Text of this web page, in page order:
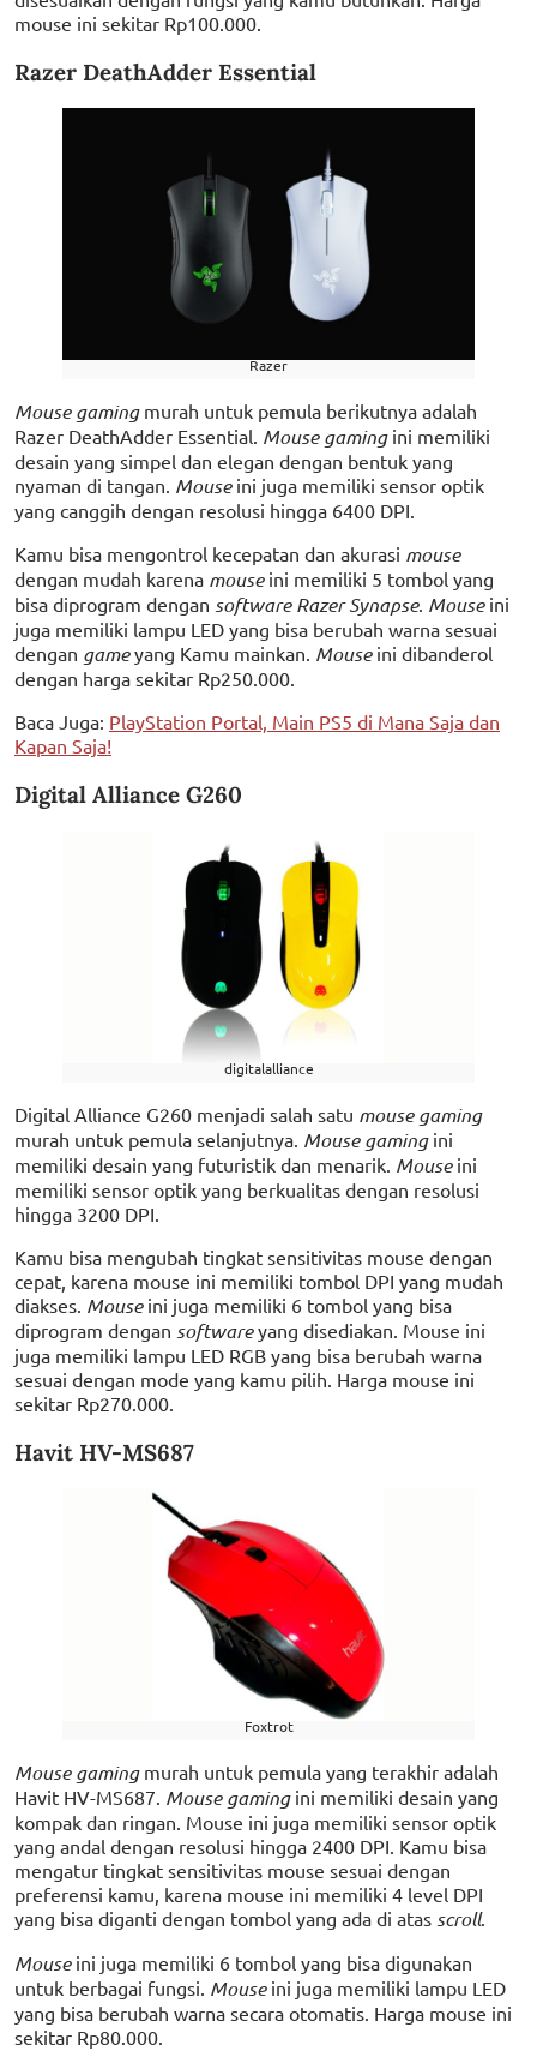
mouse ini sekitar Rp100.000.
Razer DeathAdder Essential
Razer
Mouse gaming murah untuk pemula berikutnya adalah
Razer DeathAdder Essential. Mouse gamingini memiliki
desain yang simpel dan elegan dengan bentuk yang
nyaman di tangan. Mouseini juga memiliki sensor optik
yang canggih dengan resolusi hingga 6400 DPI.
Kamu bisa mengontrol kecepatan dan akurasi mouse
dengan mudah karena mouseini memiliki 5 tombol yang
bisa diprogram dengan software Razer Synapse. Mouseini
juga memiliki lampu LED yang bisa berubah warna sesuai
dengan gameyang Kamu mainkan. Mouseini dibanderol
dengan harga sekitar Rp250.000.
Baca Juga: PlayStation Portal, Main PS5 di Mana Saja dan
Kapan Saja!
Digital Alliance G260
digitalalliance
Digital Alliance G260 menjadi salah satu mouse gaming
murah untuk pemula selanjutnya. Mouse gamingini
memiliki desain yang futuristik dan menarik. Mouseini
memiliki sensor optik yang berkualitas dengan resolusi
hingga 3200 DPI.
Kamu bisa mengubah tingkat sensitivitas mouse dengan
cepat, karena mouse ini memiliki tombol DPI yang mudah
diakses. Mouseini juga memiliki 6 tombol yang bisa
diprogram dengan softwareyang disediakan. Mouse ini
juga memiliki lampu LED RGB yang bisa berubah warna
sesuai dengan mode yang kamu pilih. Harga mouse ini
sekitar Rp270.000.
Havit HV-MS687
Foxtrot
Mouse gaming murah untuk pemula yang terakhir adalah
Havit HV-MS687. Mouse gamingini memiliki desain yang
kompak dan ringan. Mouse ini juga memiliki sensor optik
yang andal dengan resolusi hingga 2400 DPI. Kamu bisa
mengatur tingkat sensitivitas mouse sesuai dengan
preferensi kamu, karena mouse ini memiliki 4 level DPI
yang bisa diganti dengan tombol yang ada di atas scroll.
Mouse ini juga memiliki 6 tombol yang bisa digunakan
untuk berbagai fungsi. Mouse ini juga memiliki lampu LED
yang bisa berubah warna secara otomatis. Harga mouse ini
sekitar Rp80.000.